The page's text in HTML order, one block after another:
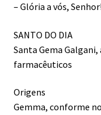
– Glória a vós, Senhor!
SANTO DO DIA
Santa Gema
farmacêuticos
Origens
Gemma, conforme